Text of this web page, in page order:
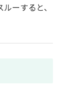
ーすると、